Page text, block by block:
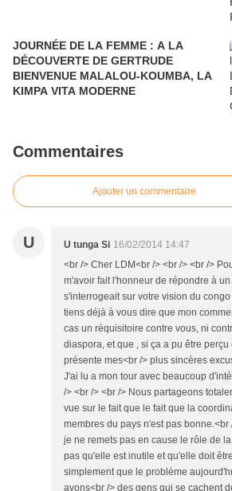
JOURNÉE DE LA FEMME : A LA
DÉCOUVERTE DE GERTRUDE
BIENVENUE MALALOU-KOUMBA, LA
KIMPA VITA MODERNE
Commentaires
Ajouter un commentaire
U U tunga Si 16/02/2014 14:47
<br /> Cher LDM<br /> <br /> <br />
m'avoir fait l'honneur de répondre à
s'interrogeait sur votre vision du
tiens déjà à vous dire que mon
cas un réquisitoire contre vous, ni
diaspora, et que , si ça a pu être
présente mes<br /> plus sincères
J'ai lu a mon tour avec beaucoup
/> <br /> <br /> Nous partageons
vue sur le fait que le fait que la
membres du pays n'est pas bonne.<br
je ne remets pas en cause le rôle de
pas qu'elle est inutile et qu'elle doit
simplement que le problème
avons<br /> des gens qui se cachent